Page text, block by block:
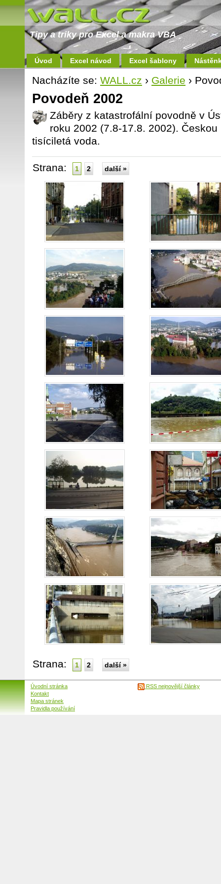
Tipy a triky pro Excel a makra VBA
Úvod Excel návod Excel šablony
Nacházíte se: WALL.cz › Galerie ›
Povodeň 2002
Záběry z katastrofální povodně v
roku 2002 (7.8-17.8. 2002).
tisíciletá voda.
Strana: 1 2 další »
Strana: 1 2 další »
Úvodní stránka
Kontakt
Mapa stránek
Pravidla používání
RSS nejnovější články